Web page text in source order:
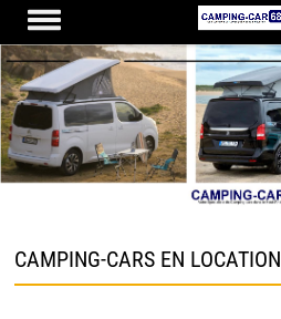
CAMPING-CARS EN LOCATION